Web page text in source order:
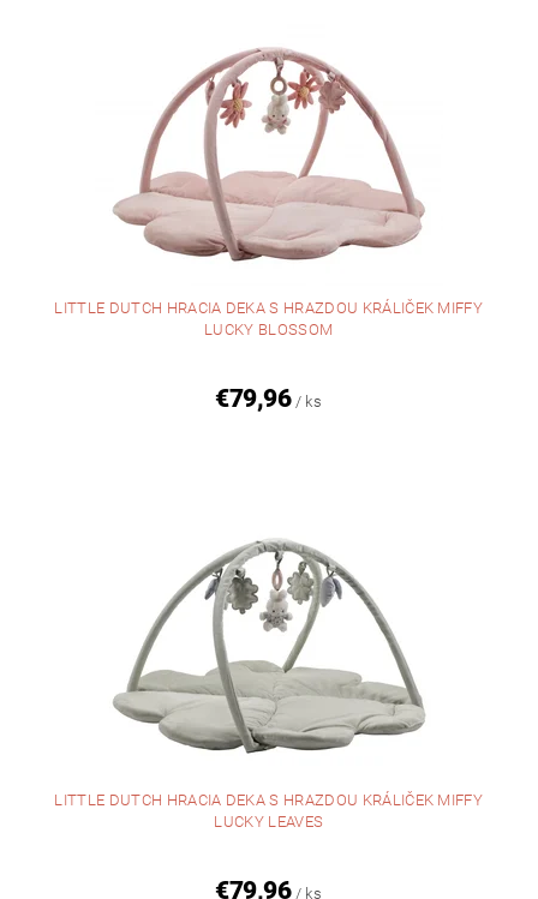
LITTLE DUTCH HRACIA DEKA S HRAZDOU KRÁLIČEK MIFFY
LUCKY BLOSSOM
€79,96 / ks
LITTLE DUTCH HRACIA DEKA S HRAZDOU KRÁLIČEK MIFFY
LUCKY LEAVES
€79,96 / ks